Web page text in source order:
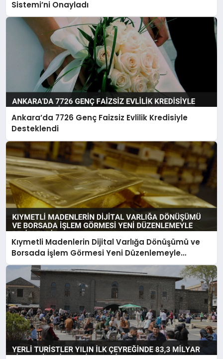
Sistemi’ni Onayladı
Ankara’da 7726 Genç Faizsiz Evlilik Kredisiyle
Desteklendi
Kıymetli Madenlerin Dijital Varlığa Dönüşümü ve
Borsada İşlem Görmesi Yeni Düzenlemeyle
Belirlendi